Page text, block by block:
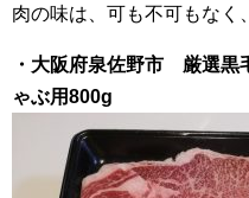
肉の味は、可も不可もなく
・大阪府泉佐野市 厳選黒
ゃぶ用800g